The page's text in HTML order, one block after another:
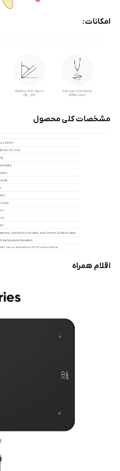
امکانات:
مشخصات کلی محصول
اقلام همراه